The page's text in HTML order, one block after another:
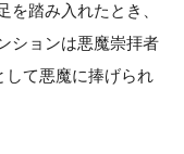
踏み入れたとき、
ションは悪魔崇拝者
して悪魔に捧げられ